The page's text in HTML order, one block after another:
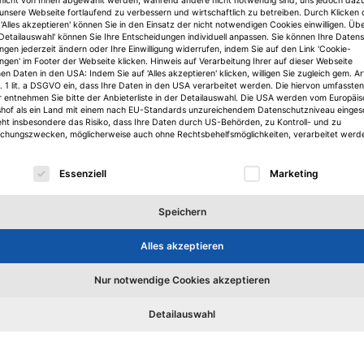
Christine Soergel und Frank
Pantelmann wechseln zu HBB
Christine Soergel und Frank Pantelmann wechseln zu HBB
Centermanagement in das Vermietungsteam Nord-Ost.
Webseite fortlaufend zu verbessern und wirtschaftlich zu betreiben. Durch Klicken
akzeptieren' können Sie in den Einsatz der nicht notwendigen Cookies einwilligen.
können Sie Ihre Entscheidungen individuell anpassen. Sie können Ihre
jederzeit ändern oder Ihre Einwilligung widerrufen, indem Sie auf den Link 'Cookie-
im Footer der Webseite klicken. Hinweis auf Verarbeitung Ihrer auf dieser Webseite
Daten in den USA: Indem Sie auf 'Alles akzeptieren' klicken, willigen Sie zugleich gem.
1 lit. a DSGVO ein, dass Ihre Daten in den USA verarbeitet werden. Die hiervon umfassten
entnehmen Sie bitte der Anbieterliste in der Detailauswahl. Die USA werden vom
als ein Land mit einem nach EU-Standards unzureichendem Datenschutzniveau
insbesondere das Risiko, dass Ihre Daten durch US-Behörden, zu Kontroll- und zu
möglicherweise auch ohne Rechtsbehelfsmöglichkeiten, verarbeitet
eine Liste der Service-Gruppen, für die eine
Essenziell Marketing
Speichern
Alles akzeptieren
Nur notwendige Cookies akzeptieren
Detailauswahl